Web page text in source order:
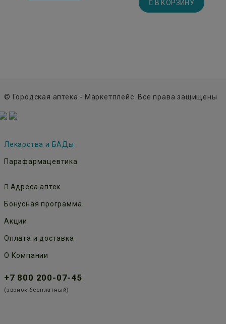
В КОРЗИНУ
© Городская аптека - Маркетплейс. Все права защищены
Лекарства и БАДы
Парафармацевтика
Адреса аптек
Бонусная программа
Акции
Оплата и доставка
О Компании
+7 800 200-07-45
(звонок бесплатный)